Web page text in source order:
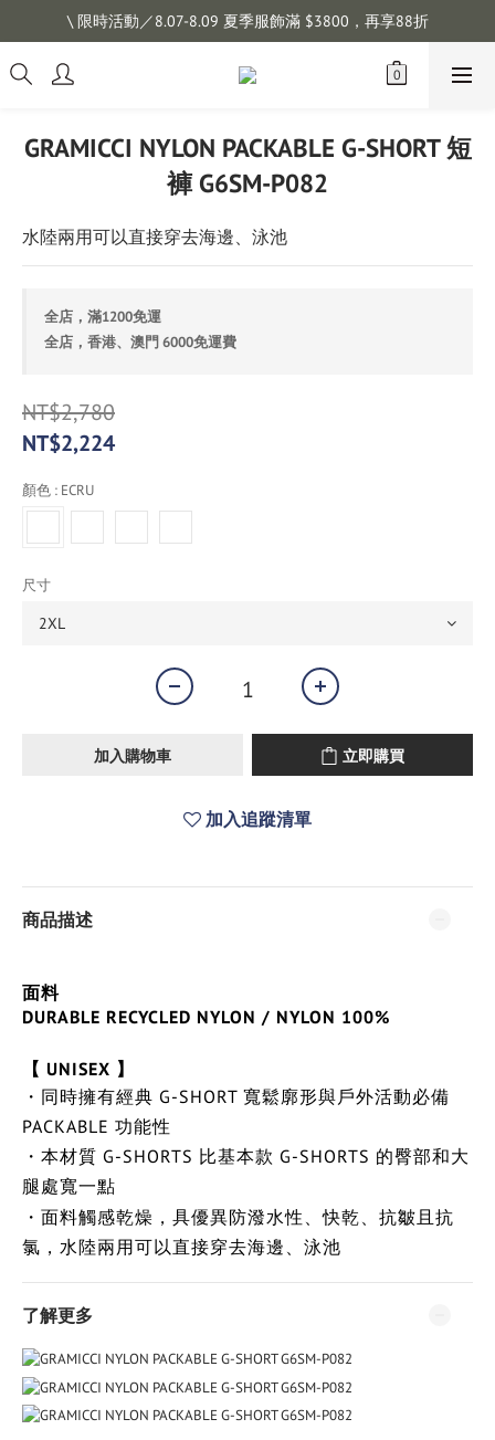
註冊會員拿購物金 $100，滿$1200免運
\ 限時活動／8.07-8.09 夏季服飾滿 $3800，再享88折
註冊會員拿購物金 $100，滿$1200免運
GRAMICCI NYLON PACKABLE G-SHORT 短
褲 G6SM-P082
水陸兩用可以直接穿去海邊、泳池
全店，滿1200免運
全店，香港、澳門 6000免運費
NT$2,780
NT$2,224
顏色 : ECRU
尺寸
加入購物車 立即購買
加入追蹤清單
商品描述
面料
DURABLE RECYCLED NYLON / NYLON 100%
【 UNISEX 】
・同時擁有經典 G-SHORT 寬鬆廓形與戶外活動必備
PACKABLE 功能性
・本材質 G-SHORTS 比基本款 G-SHORTS 的臀部和大
腿處寬一點
・ 面料觸感乾燥，具優異防潑水性、快乾、抗皺且抗
氯，水陸兩用可以直接穿去海邊、泳池
了解更多